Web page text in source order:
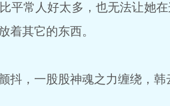
平常人好太多，也无法让她
着其它的东西。
，一股股神魂之力缠绕，韩